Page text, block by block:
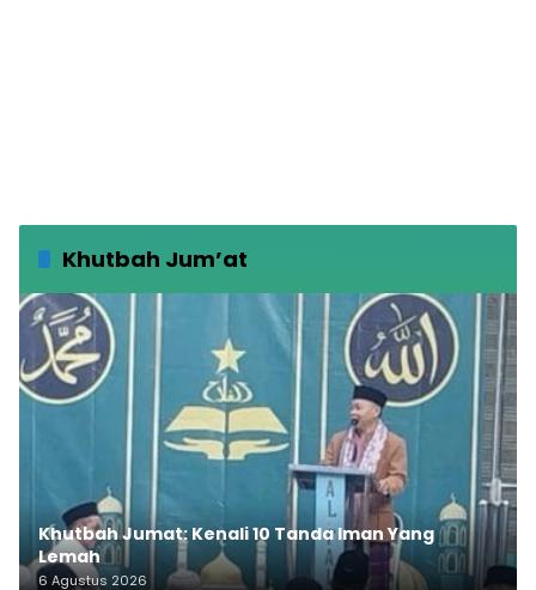
Khutbah Jum’at
Khutbah Jumat: Kenali 10 Tanda Iman Yang
Lemah
6 Agustus 2026